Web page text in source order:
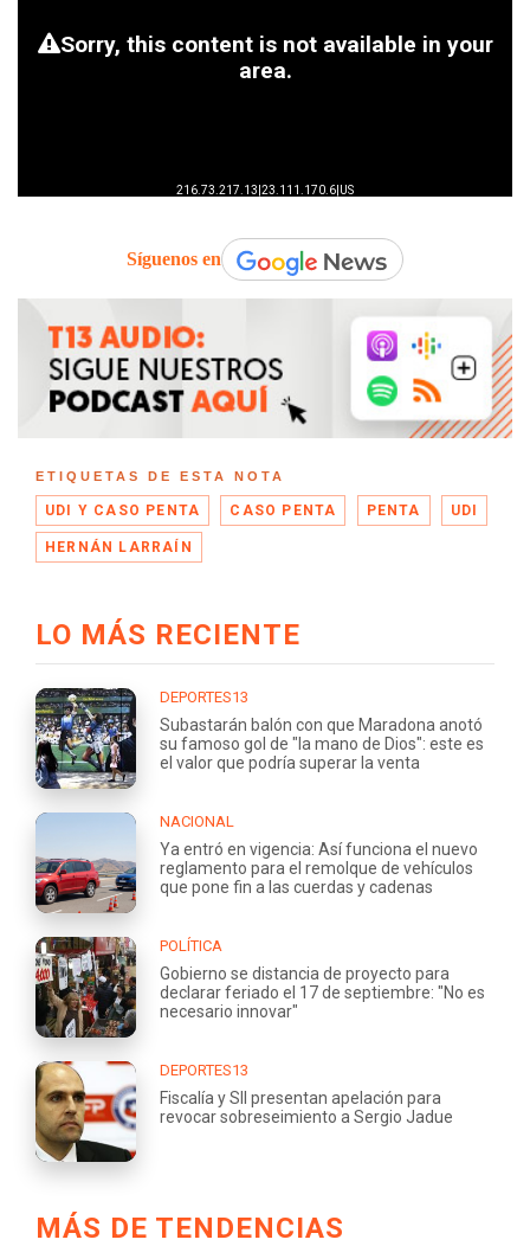
Síguenos en
ETIQUETAS DE ESTA NOTA
UDI Y CASO PENTA CASO PENTA PENTA UDI
HERNÁN LARRAÍN
LO MÁS RECIENTE
DEPORTES13
Subastarán balón con que Maradona anotó
su famoso gol de "la mano de Dios": este es
el valor que podría superar la venta
NACIONAL
Ya entró en vigencia: Así funciona el nuevo
reglamento para el remolque de vehículos
que pone fin a las cuerdas y cadenas
POLÍTICA
Gobierno se distancia de proyecto para
declarar feriado el 17 de septiembre: "No es
necesario innovar"
DEPORTES13
Fiscalía y SII presentan apelación para
revocar sobreseimiento a Sergio Jadue
MÁS DE TENDENCIAS